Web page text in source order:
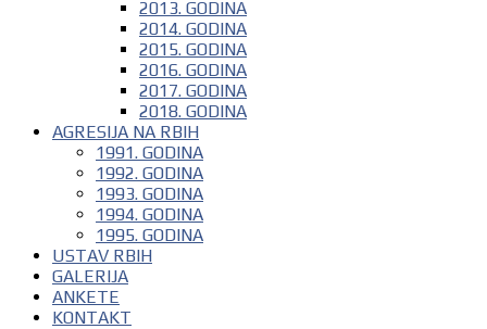
2013. GODINA
2014. GODINA
2015. GODINA
2016. GODINA
2017. GODINA
2018. GODINA
AGRESIJA NA RBIH
1991. GODINA
1992. GODINA
1993. GODINA
1994. GODINA
1995. GODINA
USTAV RBIH
GALERIJA
ANKETE
KONTAKT